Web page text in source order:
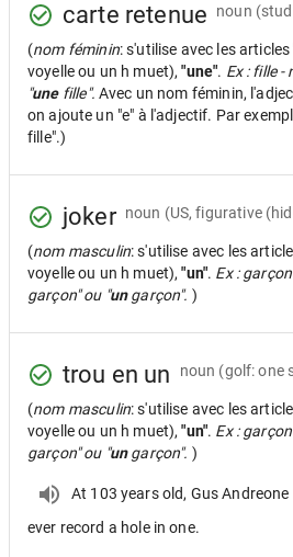
carte retenue noun
(nom féminin: s'utilise avec les articles
voyelle ou un h muet),"une". Ex : fille -
"unefille". Avec un nom féminin,
on ajoute un "e" à l'adjectif. Par
fille".)
joker noun (US, figurative
(nom masculin: s'utilise avec les
voyelle ou un h muet),"un". Ex :
garçon" ou "ungarçon". )
trou en un noun (golf: one
(nom masculin: s'utilise avec les
voyelle ou un h muet),"un". Ex :
garçon" ou "ungarçon". )
At 103 years old, Gus
ever record a hole in one.